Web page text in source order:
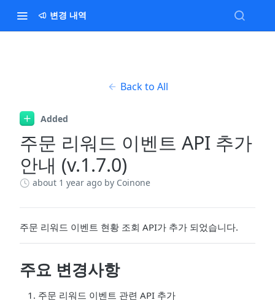
변경 내역
Back to All
Added
주문 리워드 이벤트 API 추가
안내 (v.1.7.0)
about 1 year ago by Coinone
주문 리워드 이벤트 현황 조회 API가 추가 되었습니다.
주요 변경사항
주문 리워드 이벤트 관련 API 추가